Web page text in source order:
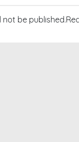
not be published.